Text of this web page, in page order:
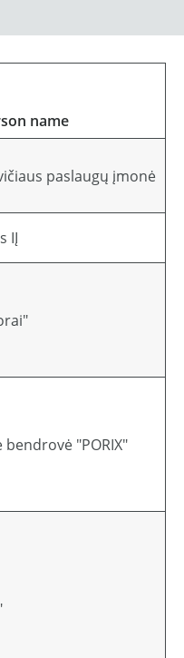
name
paslaugų įmonė
IĮ
"PORIX"